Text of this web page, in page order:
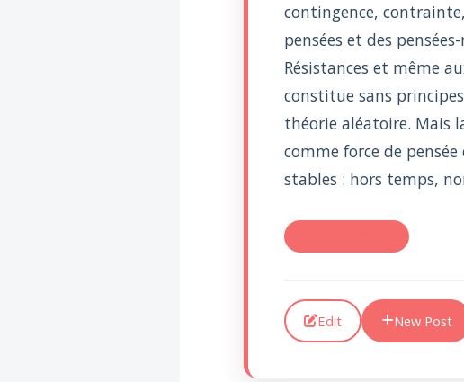
contingence,
pensées et des
Résistances et même
constitue sans
théorie aléatoire. Mais
comme force de
stables : hors temps,
Edit New Post